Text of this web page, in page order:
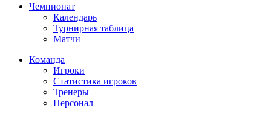
Чемпионат
Календарь
Турнирная таблица
Матчи
Команда
Игроки
Статистика игроков
Тренеры
Персонал